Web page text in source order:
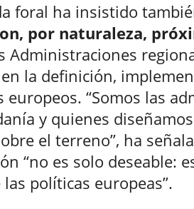
foral ha insistido
por naturaleza,
Administraciones
la definición,
europeos. “Somos las
y quienes
el terreno”, ha
“no es solo deseable:
las políticas europeas”.